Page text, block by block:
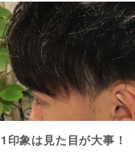
印象は見た目が大事！